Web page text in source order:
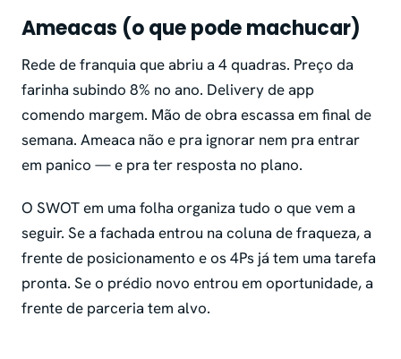
Ameacas (o que pode machucar)
Rede de franquia que abriu a 4 quadras. Preço da
farinha subindo 8% no ano. Delivery de app
comendo margem. Mão de obra escassa em final de
semana. Ameaca não e pra ignorar nem pra entrar
em panico — e pra ter resposta no plano.
O SWOT em uma folha organiza tudo o que vem a
seguir. Se a fachada entrou na coluna de fraqueza, a
frente de posicionamento e os 4Ps já tem uma tarefa
pronta. Se o prédio novo entrou em oportunidade, a
frente de parceria tem alvo.